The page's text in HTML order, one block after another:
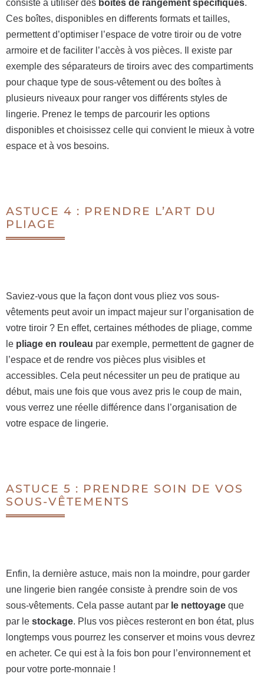
consiste à utiliser des boîtes de rangement spécifiques.
Ces boîtes, disponibles en differents formats et tailles,
permettent d’optimiser l’espace de votre tiroir ou de votre
armoire et de faciliter l’accès à vos pièces. Il existe par
exemple des séparateurs de tiroirs avec des compartiments
pour chaque type de sous-vêtement ou des boîtes à
plusieurs niveaux pour ranger vos différents styles de
lingerie. Prenez le temps de parcourir les options
disponibles et choisissez celle qui convient le mieux à votre
espace et à vos besoins.
ASTUCE 4 : PRENDRE L’ART DU
PLIAGE
Saviez-vous que la façon dont vous pliez vos sous-
vêtements peut avoir un impact majeur sur l’organisation de
votre tiroir ? En effet, certaines méthodes de pliage, comme
le pliage en rouleau par exemple, permettent de gagner de
l’espace et de rendre vos pièces plus visibles et
accessibles. Cela peut nécessiter un peu de pratique au
début, mais une fois que vous avez pris le coup de main,
vous verrez une réelle différence dans l’organisation de
votre espace de lingerie.
ASTUCE 5 : PRENDRE SOIN DE VOS
SOUS-VÊTEMENTS
Enfin, la dernière astuce, mais non la moindre, pour garder
une lingerie bien rangée consiste à prendre soin de vos
sous-vêtements. Cela passe autant par le nettoyage que
par le stockage. Plus vos pièces resteront en bon état, plus
longtemps vous pourrez les conserver et moins vous devrez
en acheter. Ce qui est à la fois bon pour l’environnement et
pour votre porte-monnaie !